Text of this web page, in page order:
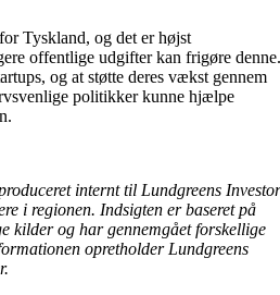
Tyskland, og det er højst
offentlige udgifter kan frigøre denne.
og at støtte deres vækst gennem
politikker kunne hjælpe
internt til Lundgreens Investor
i regionen. Indsigten er baseret på
kilder og har gennemgået forskellige
opretholder Lundgreens